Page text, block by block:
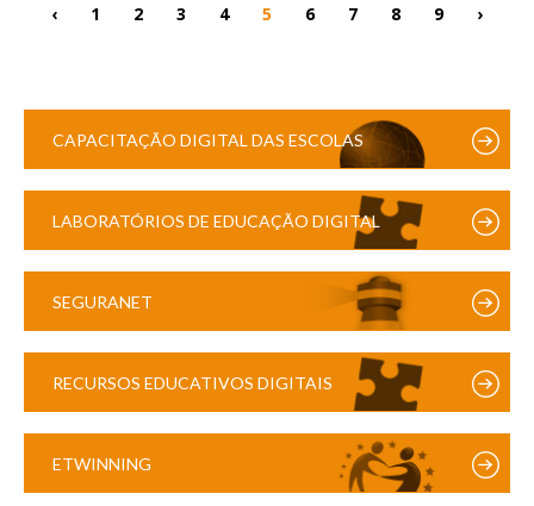
‹ 1 2 3 4 5 6 7 8 9 ›
CAPACITAÇÃO DIGITAL DAS ESCOLAS
LABORATÓRIOS DE EDUCAÇÃO DIGITAL
SEGURANET
RECURSOS EDUCATIVOS DIGITAIS
ETWINNING